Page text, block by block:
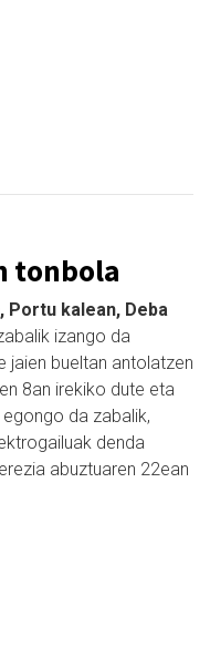
tonbola
Portu kalean, Deba
izango da
jaien bueltan antolatzen
8an irekiko dute eta
da zabalik,
denda
abuztuaren 22ean